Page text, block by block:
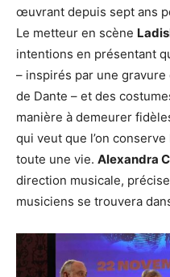
œuvrant depuis sept ans
Le metteur en scène
intentions en présentant
– inspirés par une
de Dante – et des
manière à demeurer
qui veut que l’on
toute une vie. Alexandra
direction musicale,
musiciens se trouvera